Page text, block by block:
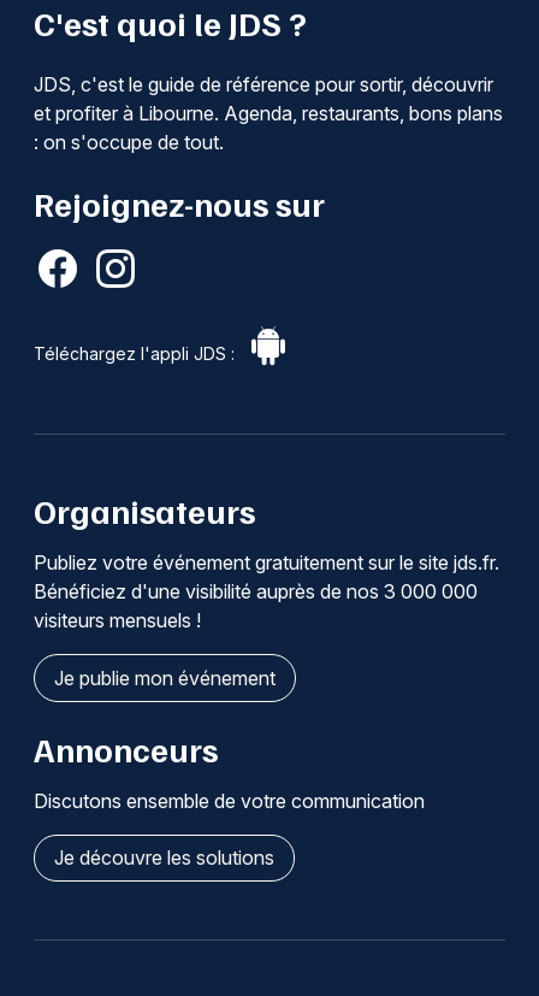
C'est quoi le JDS ?
JDS, c'est le guide de référence pour sortir, découvrir
et profiter à Libourne. Agenda, restaurants, bons plans
: on s'occupe de tout.
Rejoignez-nous sur
Téléchargez l'appli JDS :
Organisateurs
Publiez votre événement gratuitement sur le site jds.fr.
Bénéficiez d'une visibilité auprès de nos 3 000 000
visiteurs mensuels !
Je publie mon événement
Annonceurs
Discutons ensemble de votre communication
Je découvre les solutions